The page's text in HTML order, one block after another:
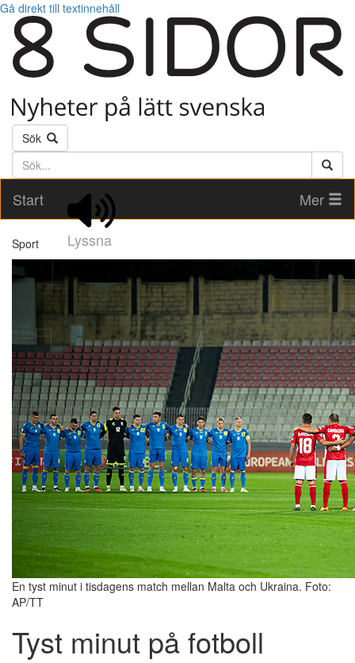
Gå direkt till textinnehåll
Sök
Söktext
Start
Lyssna
Mer
Sport
En tyst minut i tisdagens match mellan Malta och Ukraina. Foto:
AP/TT
Tyst minut på fotboll